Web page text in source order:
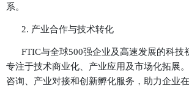
态，与世界领先的高校、科研机
了紧密的合作关系。中心以开放
与应用转化，促进跨学科、跨行